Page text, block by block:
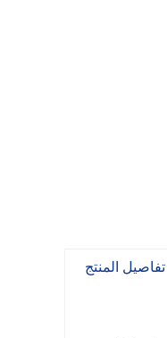
تفاصيل المنتج